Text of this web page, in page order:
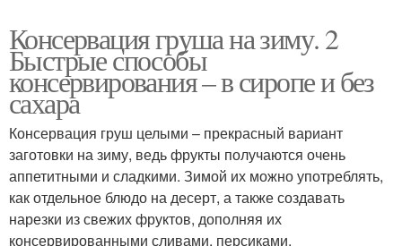
Консервация груша на зиму. 2
Быстрые способы
консервирования – в сиропе и без
сахара
Консервация груш целыми – прекрасный вариант
заготовки на зиму, ведь фрукты получаются очень
аппетитными и сладкими. Зимой их можно употреблять,
как отдельное блюдо на десерт, а также создавать
нарезки из свежих фруктов, дополняя их
консервированными сливами, персиками.